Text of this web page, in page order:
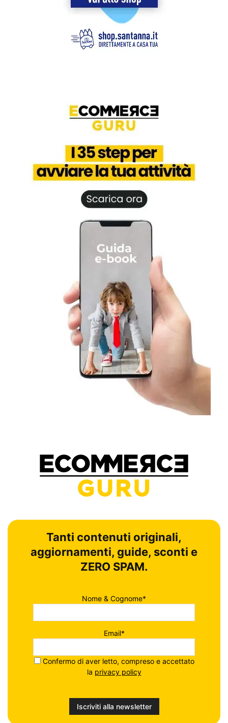
Tanti contenuti originali,
aggiornamenti, guide, sconti e
ZERO SPAM.
Nome & Cognome*
Email*
Confermo di aver letto, compreso e accettato
la privacy policy